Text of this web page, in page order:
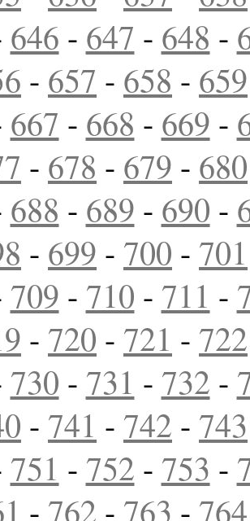
646 - 647 - 648 -
- 657 - 658 - 659
667 - 668 - 669 -
- 678 - 679 - 680
688 - 689 - 690 -
- 699 - 700 - 701
709 - 710 - 711 -
- 720 - 721 - 722
730 - 731 - 732 -
- 741 - 742 - 743
751 - 752 - 753 -
- 762 - 763 - 764